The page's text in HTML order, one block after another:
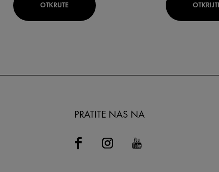
OTKRIJTE
PRATITE NAS NA